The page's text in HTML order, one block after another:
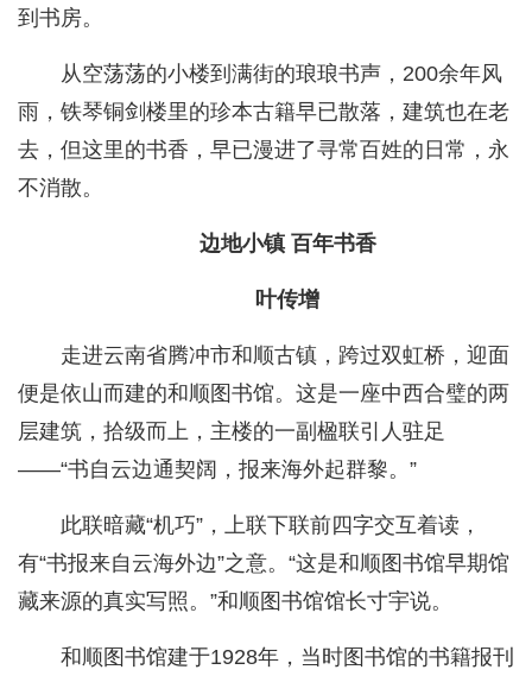
到书房。
从空荡荡的小楼到满街的琅琅书声，200余年风
雨，铁琴铜剑楼里的珍本古籍早已散落，建筑也在老
去，但这里的书香，早已漫进了寻常百姓的日常，永
不消散。
边地小镇 百年书香
叶传增
走进云南省腾冲市和顺古镇，跨过双虹桥，迎面
便是依山而建的和顺图书馆。这是一座中西合璧的两
层建筑，拾级而上，主楼的一副楹联引人驻足
——“书自云边通契阔，报来海外起群黎。”
此联暗藏“机巧”，上联下联前四字交互着读，
有“书报来自云海外边”之意。“这是和顺图书馆早期馆
藏来源的真实写照。”和顺图书馆馆长寸宇说。
和顺图书馆建于1928年，当时图书馆的书籍报刊